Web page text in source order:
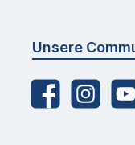
Unsere